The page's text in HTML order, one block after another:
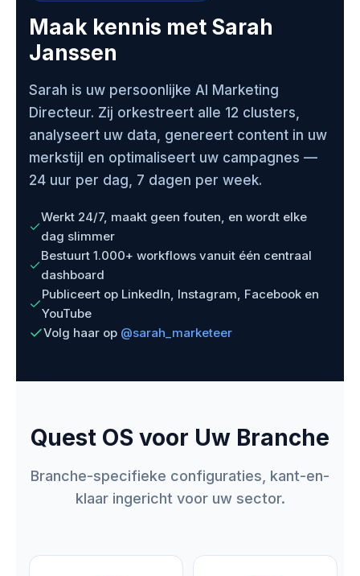
Maak kennis met Sarah
Janssen
Sarah is uw persoonlijke AI Marketing
Directeur. Zij orkestreert alle 12 clusters,
analyseert uw data, genereert content in uw
merkstijl en optimaliseert uw campagnes —
24 uur per dag, 7 dagen per week.
Werkt 24/7, maakt geen fouten, en wordt elke
dag slimmer
Bestuurt 1.000+ workflows vanuit één centraal
dashboard
Publiceert op LinkedIn, Instagram, Facebook en
YouTube
Volg haar op @sarah_marketeer
Quest OS voor Uw Branche
Branche-specifieke configuraties, kant-en-
klaar ingericht voor uw sector.